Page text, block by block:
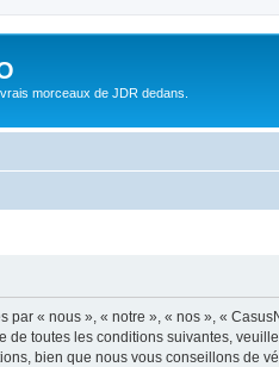
morceaux de JDR dedans.
par « nous », « notre », « nos », «
de toutes les conditions suivantes,
bien que nous vous conseillons de